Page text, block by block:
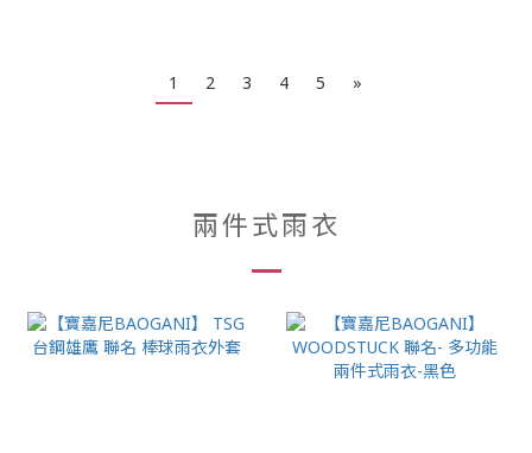
1 2 3 4 5 »
兩件式雨衣